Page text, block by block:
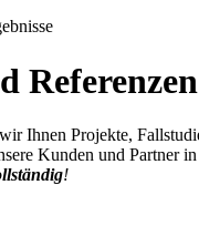
Ihnen Projekte,
Kunden und Partner
!